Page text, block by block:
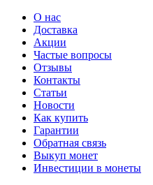
О нас
Доставка
Акции
Частые вопросы
Отзывы
Контакты
Статьи
Новости
Как купить
Гарантии
Обратная связь
Выкуп монет
Инвестиции в монеты